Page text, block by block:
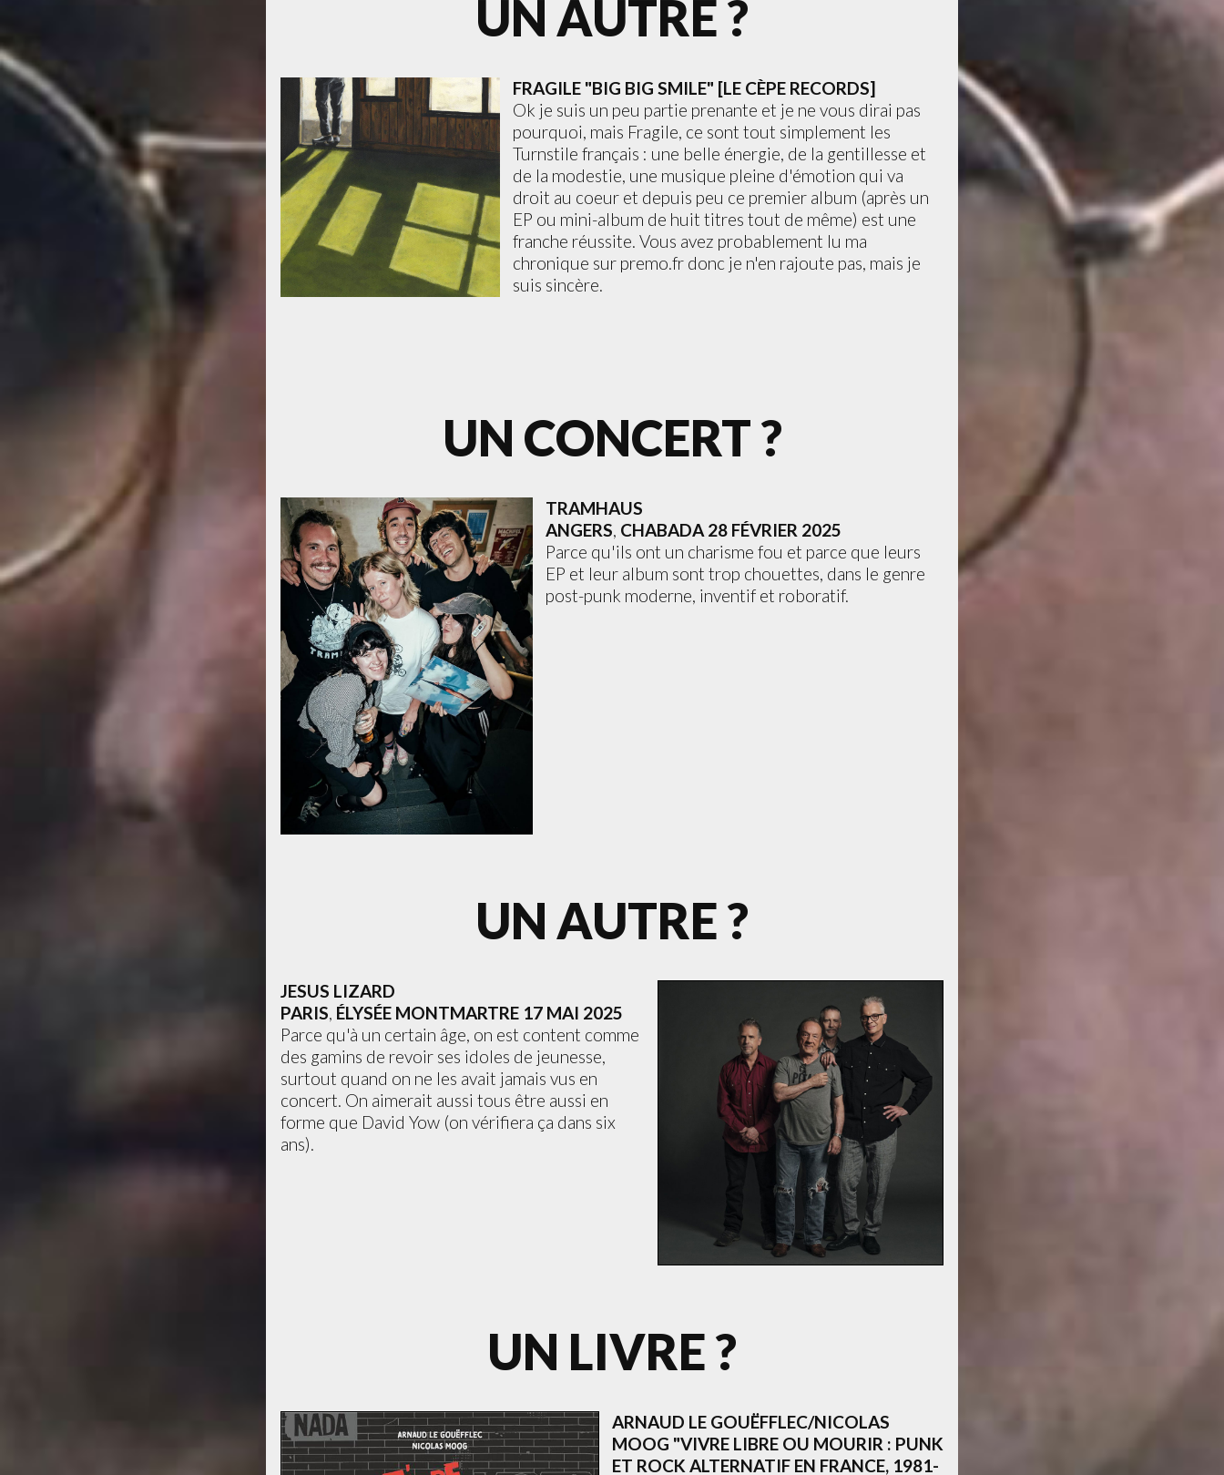
UN AUTRE ?
FRAGILE "BIG BIG SMILE" [LE CÈPE RECORDS]
Ok je suis un peu partie prenante et je ne vous dirai pas
pourquoi, mais Fragile, ce sont tout simplement les
Turnstile français : une belle énergie, de la gentillesse et
de la modestie, une musique pleine d'émotion qui va
droit au coeur et depuis peu ce premier album (après un
EP ou mini-album de huit titres tout de même) est une
franche réussite. Vous avez probablement lu ma
chronique sur premo.fr donc je n'en rajoute pas, mais je
suis sincère.
UN CONCERT ?
TRAMHAUS
ANGERS, CHABADA 28 FÉVRIER 2025
Parce qu'ils ont un charisme fou et parce que leurs
EP et leur album sont trop chouettes, dans le genre
post-punk moderne, inventif et roboratif.
UN AUTRE ?
JESUS LIZARD
PARIS, ÉLYSÉE MONTMARTRE 17 MAI 2025
Parce qu'à un certain âge, on est content comme
des gamins de revoir ses idoles de jeunesse,
surtout quand on ne les avait jamais vus en
concert. On aimerait aussi tous être aussi en
forme que David Yow (on vérifiera ça dans six
ans).
UN LIVRE ?
ARNAUD LE GOUËFFLEC/NICOLAS
MOOG "VIVRE LIBRE OU MOURIR : PUNK
ET ROCK ALTERNATIF EN FRANCE, 1981-